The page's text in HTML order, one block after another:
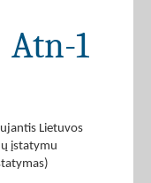
Atn-1
Lietuvos
įstatymu